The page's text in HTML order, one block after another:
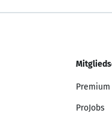
Premium
ProJobs